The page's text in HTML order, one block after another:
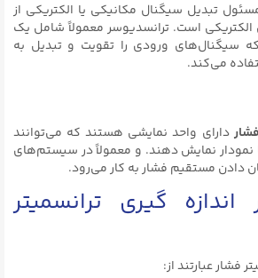
تبدیل سیگنال مکانیکی یا الکتریکی از
است. ترانسدیوسر معمولاً شامل یک
سیگنال‌های ورودی را تقویت و تبدیل به
می‌کند.
دارای واحد نمایشی هستند که می‌توانند
نمودار نمایش دهند. و معمولاً در سیستم‌های
دادن مستقیم فشار به کار می‌رود.
گیری ترانسمیتر
فشار عبارتند از: